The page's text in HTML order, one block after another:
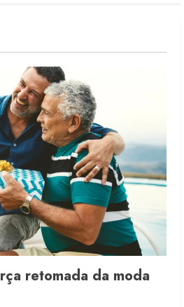
retomada da moda